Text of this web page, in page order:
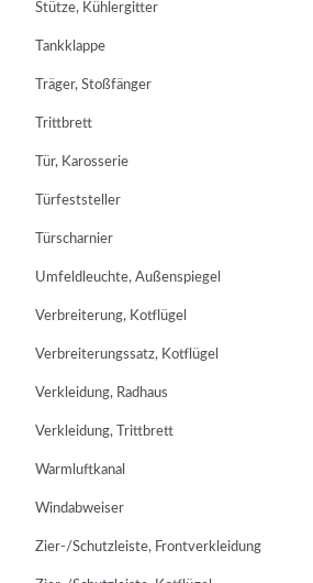
Stütze, Kühlergitter
Tankklappe
Träger, Stoßfänger
Trittbrett
Tür, Karosserie
Türfeststeller
Türscharnier
Umfeldleuchte, Außenspiegel
Verbreiterung, Kotflügel
Verbreiterungssatz, Kotflügel
Verkleidung, Radhaus
Verkleidung, Trittbrett
Warmluftkanal
Windabweiser
Zier-/Schutzleiste, Frontverkleidung